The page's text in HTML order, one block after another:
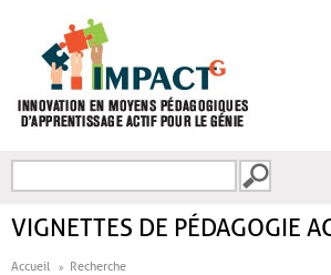
FORMULAIRE DE
VIGNETTES DE PÉDAGOGIE
Accueil Recherche